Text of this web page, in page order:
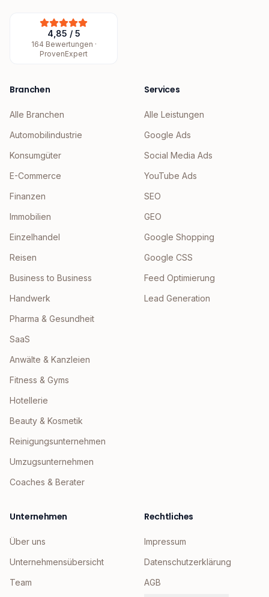
4,85 / 5
164 Bewertungen ·
ProvenExpert
Branchen
Alle Branchen
Automobilindustrie
Konsumgüter
E-Commerce
Finanzen
Immobilien
Einzelhandel
Reisen
Business to Business
Handwerk
Pharma & Gesundheit
SaaS
Anwälte & Kanzleien
Fitness & Gyms
Hotellerie
Beauty & Kosmetik
Reinigungsunternehmen
Umzugsunternehmen
Coaches & Berater
Services
Alle Leistungen
Google Ads
Social Media Ads
YouTube Ads
SEO
GEO
Google Shopping
Google CSS
Feed Optimierung
Lead Generation
Unternehmen
Über uns
Unternehmensübersicht
Team
Rechtliches
Impressum
Datenschutzerklärung
AGB